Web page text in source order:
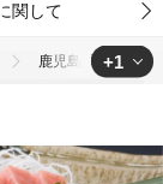
関して
鹿児島県奄美大島
+1